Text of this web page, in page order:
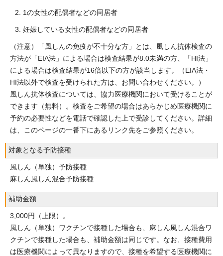
1の女性の配偶者などの同居者
妊娠している女性の配偶者などの同居者
（注意）「風しんの免疫が不十分な方」とは、風しん抗体検査の
方法が「EIA法」による場合は検査結果が8.0未満の方、「HI法」
による場合は検査結果が16倍以下の方が該当します。（EIA法・
HI法以外で検査を受けられた方は、お問い合わせください。）
風しん抗体検査については、協力医療機関において受けることが
できます（無料）。検査をご希望の場合はあらかじめ医療機関に
予約の必要性などを電話で確認した上で受診してください。詳細
は、このページの一番下にあるリンク先をご参照ください。
対象となる予防接種
風しん（単独）予防接種
麻しん風しん混合予防接種
補助金額
3,000円（上限）。
風しん（単独）ワクチンで接種した場合も、麻しん風しん混合ワ
クチンで接種した場合も、補助金額は同じです。なお、接種費用
は医療機関によって異なりますので、接種を希望する医療機関に